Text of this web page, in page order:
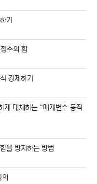
기
수의 합
강제하기
대체하는 “매개변수 동적
을 방지하는 방법